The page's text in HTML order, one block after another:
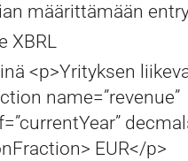
määrittämään
XBRL
<p>Yrityksen
name=”revenue”
EUR</p>